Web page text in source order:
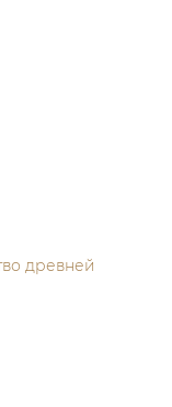
древней